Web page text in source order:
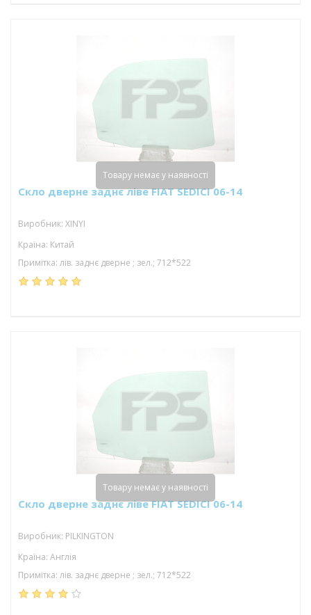
Скло дверне заднє ліве FIAT SEDICI 06-14
Виробник: XINYI
Країна: Китай
Примітка: лів. заднє дверне ; зел.; 712*522
Товару немає у наявності
Скло дверне заднє ліве FIAT SEDICI 06-14
Виробник: PILKINGTON
Країна: Англія
Примітка: лів. заднє дверне ; зел.; 712*522
Товару немає у наявності